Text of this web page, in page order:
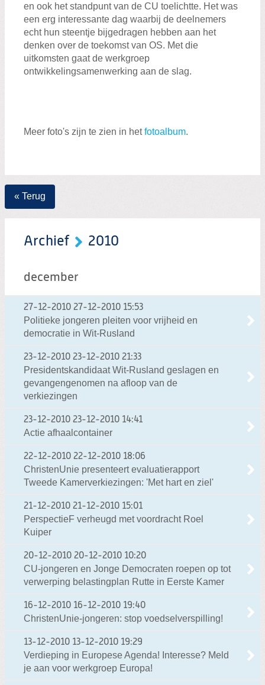
en ook het standpunt van de CU toelichtte. Het was
een erg interessante dag waarbij de deelnemers
echt hun steentje bijgedragen hebben aan het
denken over de toekomst van OS. Met die
uitkomsten gaat de werkgroep
ontwikkelingsamenwerking aan de slag.
Meer foto's zijn te zien in hetfotoalbum.
« Terug
Archief 2010
december
27-12-2010 27-12-2010 15:53
Politieke jongeren pleiten voor vrijheid en
democratie in Wit-Rusland
23-12-2010 23-12-2010 21:33
Presidentskandidaat Wit-Rusland geslagen en
gevangengenomen na afloop van de
verkiezingen
23-12-2010 23-12-2010 14:41
Actie afhaalcontainer
22-12-2010 22-12-2010 18:06
ChristenUnie presenteert evaluatierapport
Tweede Kamerverkiezingen: 'Met hart en ziel'
21-12-2010 21-12-2010 15:01
PerspectieF verheugd met voordracht Roel
Kuiper
20-12-2010 20-12-2010 10:20
CU-jongeren en Jonge Democraten roepen op tot
verwerping belastingplan Rutte in Eerste Kamer
16-12-2010 16-12-2010 19:40
ChristenUnie-jongeren: stop voedselverspilling!
13-12-2010 13-12-2010 19:29
Verdieping in Europese Agenda! Interesse? Meld
je aan voor werkgroep Europa!